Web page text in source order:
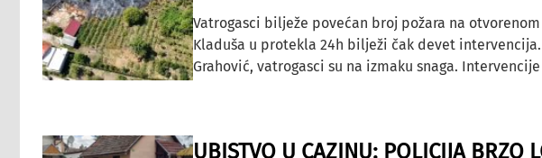
Vatrogasci bilježe povećan broj požara na
Kladuša u protekla 24h bilježi čak devet
Grahović, vatrogasci su na izmaku snaga.
UBISTVO U CAZINU: POLICIJA BRZO